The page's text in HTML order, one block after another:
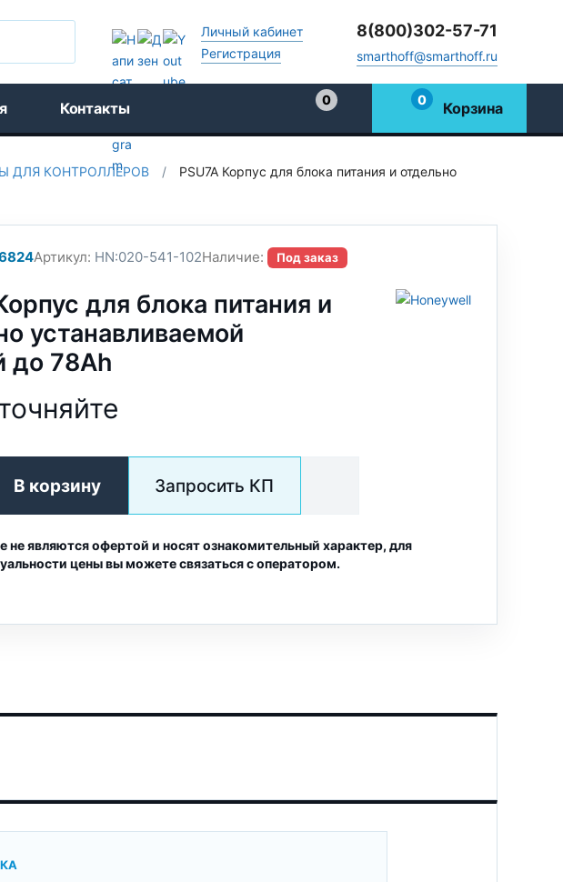
Личный кабинет
Регистрация
8(800)302-57-71
smarthoff@smarthoff.ru
Контакты
0
0 Корзина
ДЛЯ КОНТРОЛЛЕРОВ /
PSU7A Корпус для блока питания и отдельно
Артикул: HN:020-541-102Наличие: Под заказ
для блока питания и
устанавливаемой
до 78Ah
В корзину Запросить КП
не являются офертой и носят ознакомительный характер, для
цены вы можете связаться с оператором.